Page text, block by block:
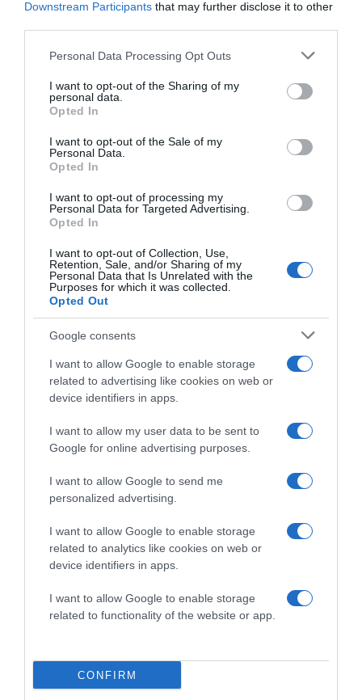
Downstream Participants that may further disclose it to other
Please note that this website/app uses one or more Google
not limited to your visit or usage behaviour. You may click to
grant or deny consent to Google and its third-party tags to
use your data for below specified purposes in below Google
consent section.
Personal Data Processing Opt Outs
I want to opt-out of the Sharing of my
personal data.
Opted In
I want to opt-out of the Sale of my
Personal Data.
Opted In
I want to opt-out of processing my
Personal Data for Targeted Advertising.
Opted In
I want to opt-out of Collection, Use,
Retention, Sale, and/or Sharing of my
Personal Data that Is Unrelated with the
Purposes for which it was collected.
Opted Out
Google consents
I want to allow Google to enable storage
related to advertising like cookies on web or
device identifiers in apps.
I want to allow my user data to be sent to
Google for online advertising purposes.
I want to allow Google to send me
personalized advertising.
I want to allow Google to enable storage
related to analytics like cookies on web or
device identifiers in apps.
I want to allow Google to enable storage
related to functionality of the website or app.
CONFIRM
Ugye, milyen édesek?
Forrás: Glamouronline
Megosztás: Facebook
Címkék: szerelem,párkapcsolat,család
Korábbi bejegyzések
HASONLÓ BEJEGYZÉSEK